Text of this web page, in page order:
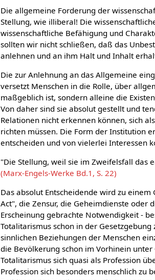
Die allgemeine Forderung der
Stellung, wie illiberal! Die
wissenschaftliche Befähigung und
sollten wir nicht schließen, daß das
anlehnen und an ihm Halt und Inhalt
Die zur Anlehnung an das Allgemeine
versetzt Menschen in die Rolle, über
maßgeblich ist, sondern alleine die
Von daher sind sie absolut gestellt und
Relationen nicht erkennen können, sich
richten müssen. Die Form der Institution
entscheiden und von vielerlei Interessen
"Die Stellung, weil sie im Zweifelsfall das
(Marx-Engels-Werke Bd.1, S. 22)
Das absolut Entscheidende wird zu
Act", die Zensur, die Geheimdienste oder
Erscheinung gebrachte Notwendigkeit -
Totalitarismus schon in der
sinnlichen Beziehungen der Menschen
die Bevölkerung schon im Vorhinein
Totalitarismus sich quasi als Profession
Profession sich besonders menschlich zu